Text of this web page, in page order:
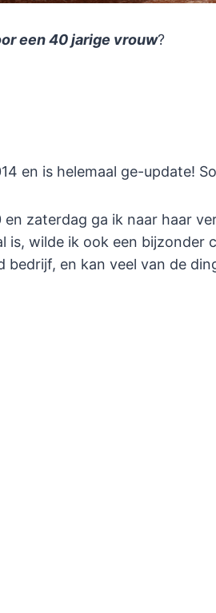
een 40 jarige vrouw?
en is helemaal ge-update!
zaterdag ga ik naar haar
is, wilde ik ook een bijzonder
bedrijf, en kan veel van de